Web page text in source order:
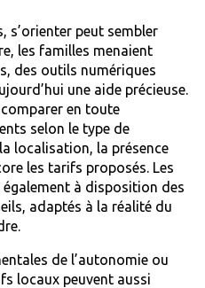
s’orienter peut sembler
les familles menaient
des outils numériques
une aide précieuse.
en toute
selon le type de
localisation, la présence
les tarifs proposés. Les
à disposition des
adaptés à la réalité du
de l’autonomie ou
locaux peuvent aussi